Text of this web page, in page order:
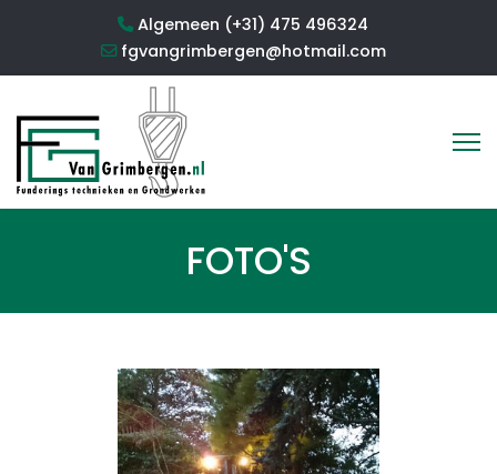
Algemeen (+31) 475 496324
fgvangrimbergen@hotmail.com
FOTO'S